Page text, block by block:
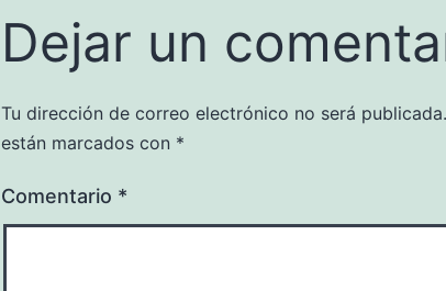
Dejar un
Tu dirección de correo electrónico no será publicada.
están marcados con *
Comentario *